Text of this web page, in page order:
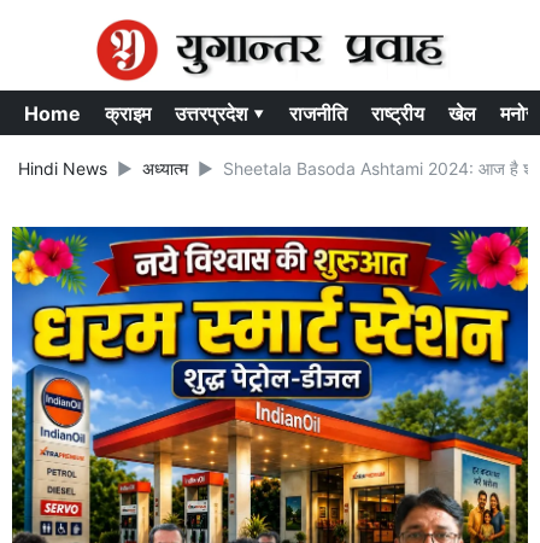
Home क्राइम उत्तरप्रदेश ▾ राजनीति राष्ट्रीय खेल
Hindi News अध्यात्म Sheetala Basoda Ashtami 2024: आज है शीतला